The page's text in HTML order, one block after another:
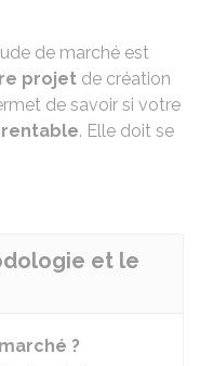
de marché est
projet de création
de savoir si votre
rentable. Elle doit se
et le
?